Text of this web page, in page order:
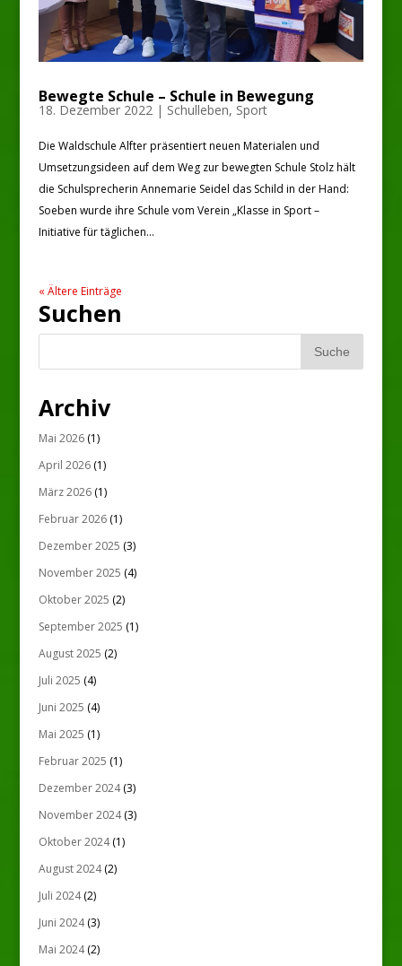
Bewegte Schule – Schule in Bewegung
18. Dezember 2022 | Schulleben, Sport
Die Waldschule Alfter präsentiert neuen Materialen und
Umsetzungsideen auf dem Weg zur bewegten Schule Stolz hält
die Schulsprecherin Annemarie Seidel das Schild in der Hand:
Soeben wurde ihre Schule vom Verein „Klasse in Sport –
Initiative für täglichen...
« Ältere Einträge
Suchen
Archiv
Mai 2026(1)
April 2026(1)
März 2026(1)
Februar 2026(1)
Dezember 2025 (3)
November 2025 (4)
Oktober 2025 (2)
September 2025 (1)
August 2025 (2)
Juli 2025 (4)
Juni 2025 (4)
Mai 2025 (1)
Februar 2025 (1)
Dezember 2024(3)
November 2024(3)
Oktober 2024(1)
August 2024(2)
Juli 2024(2)
Juni 2024(3)
Mai 2024(2)